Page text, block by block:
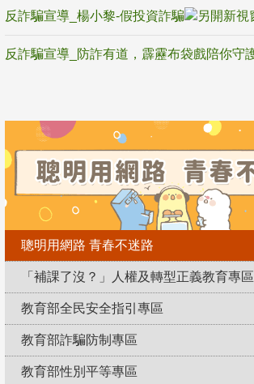
反詐騙宣導_楊小黎-假投資詐騙
聰明用網路 青春不迷路
「補課了沒？」人權及轉型正義教育專區
教育部全民安全指引專區
教育部詐騙防制專區
教育部性別平等專區